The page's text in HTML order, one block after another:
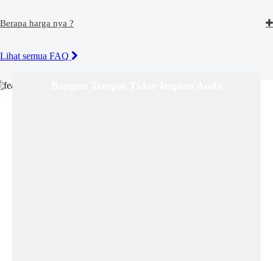
Berapa harga nya ?
Lihat semua FAQ